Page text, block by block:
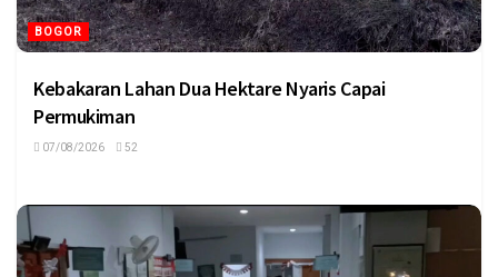
BOGOR
Kebakaran Lahan Dua Hektare Nyaris Capai
Permukiman
07/08/2026 52